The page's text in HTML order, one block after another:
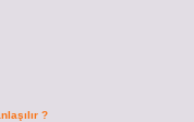
?